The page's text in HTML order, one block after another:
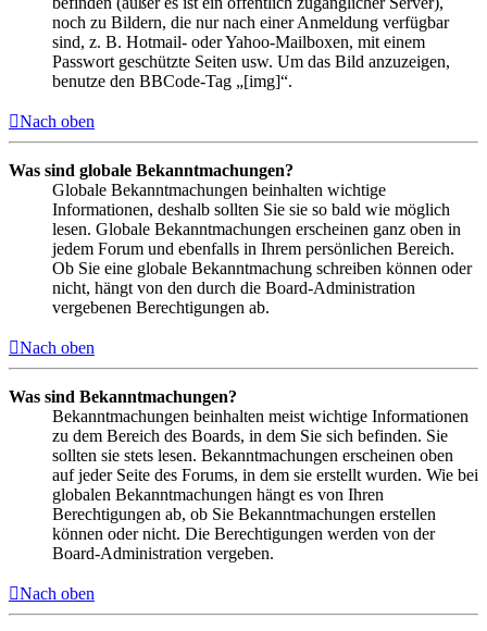
noch zu Bildern, die nur nach einer Anmeldung verfügbar
sind, z. B. Hotmail- oder Yahoo-Mailboxen, mit einem
Passwort geschützte Seiten usw. Um das Bild anzuzeigen,
benutze den BBCode-Tag „[img]“.
Nach oben
Was sind globale Bekanntmachungen?
Globale Bekanntmachungen beinhalten wichtige
Informationen, deshalb sollten Sie sie so bald wie möglich
lesen. Globale Bekanntmachungen erscheinen ganz oben in
jedem Forum und ebenfalls in Ihrem persönlichen Bereich.
Ob Sie eine globale Bekanntmachung schreiben können oder
nicht, hängt von den durch die Board-Administration
vergebenen Berechtigungen ab.
Nach oben
Was sind Bekanntmachungen?
Bekanntmachungen beinhalten meist wichtige Informationen
zu dem Bereich des Boards, in dem Sie sich befinden. Sie
sollten sie stets lesen. Bekanntmachungen erscheinen oben
auf jeder Seite des Forums, in dem sie erstellt wurden. Wie bei
globalen Bekanntmachungen hängt es von Ihren
Berechtigungen ab, ob Sie Bekanntmachungen erstellen
können oder nicht. Die Berechtigungen werden von der
Board-Administration vergeben.
Nach oben